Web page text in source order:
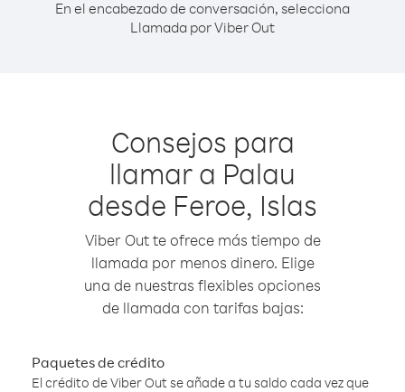
En el encabezado de conversación, selecciona
Llamada por Viber Out
Consejos para
llamar a Palau
desde Feroe, Islas
Viber Out te ofrece más tiempo de
llamada por menos dinero. Elige
una de nuestras flexibles opciones
de llamada con tarifas bajas:
Paquetes de crédito
El crédito de Viber Out se añade a tu saldo cada vez que